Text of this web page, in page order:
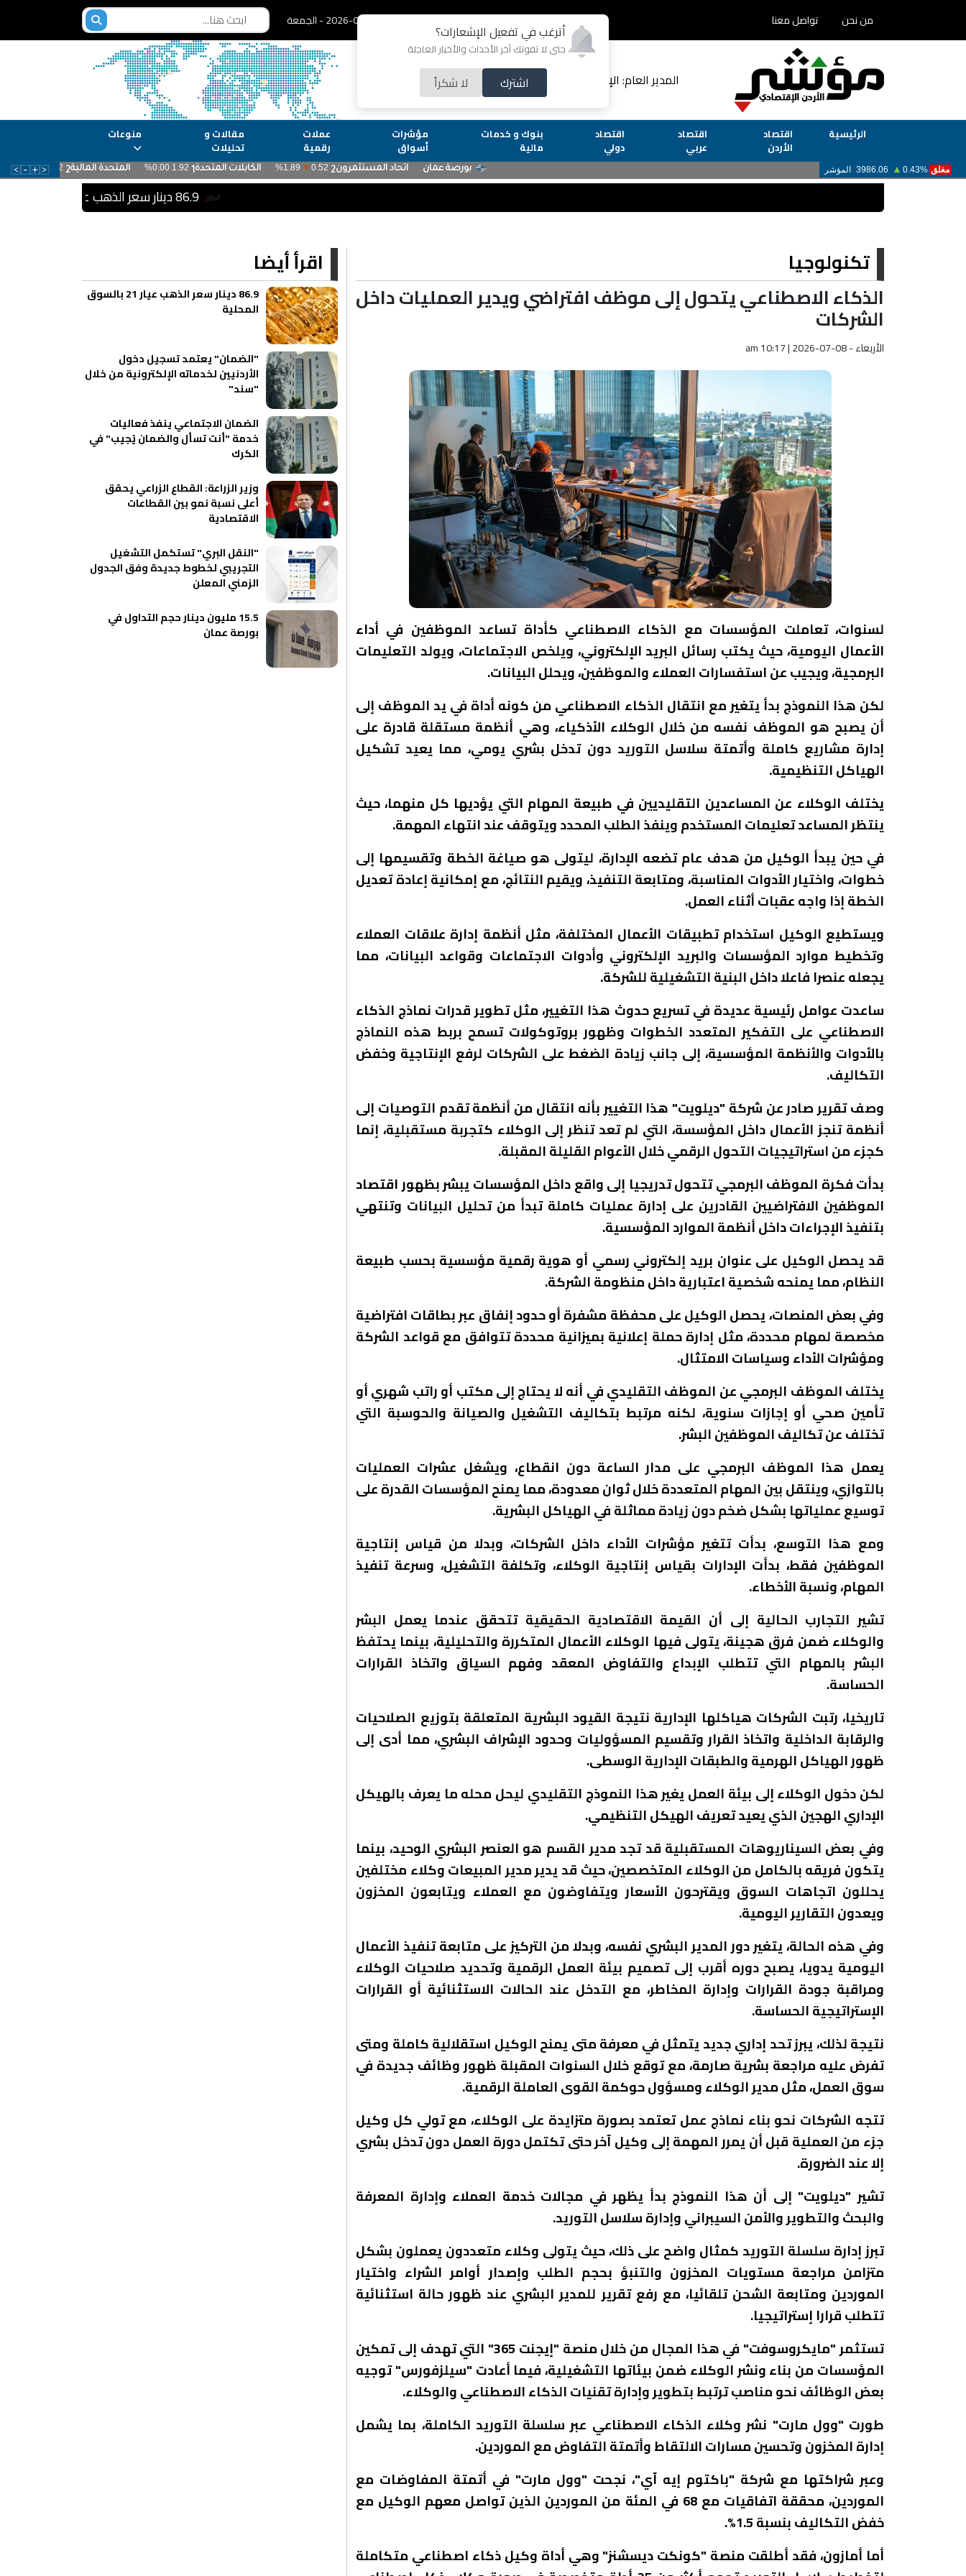
أترغب في تفعيل الإشعارات؟
حتى لا تفوتك آخر الأحداث والأخبار العاجلة
اشترك لا شكراً
من نحن تواصل معنا 2026-08-07 - الجمعة
المدير العام: الإعلامية رشا عارف
الرئيسية اقتصاد
الأردن
اقتصاد
عربي
اقتصاد
دولي
بنوك و خدمات
مالية
مؤشرات
أسواق
عملات
رقمية
مقالات و
تحليلات
منوعات
تكنولوجيا
الذكاء الاصطناعي يتحول إلى موظف افتراضي ويدير العمليات داخل
الشركات
الأربعاء - am 10:17 | 2026-07-08
لسنوات، تعاملت المؤسسات مع الذكاء الاصطناعي كأداة تساعد الموظفين في أداء
الأعمال اليومية، حيث يكتب رسائل البريد الإلكتروني، ويلخص الاجتماعات، ويولد التعليمات
البرمجية، ويجيب عن استفسارات العملاء والموظفين، ويحلل البيانات.
لكن هذا النموذج بدأ يتغير مع انتقال الذكاء الاصطناعي من كونه أداة في يد الموظف إلى
أن يصبح هو الموظف نفسه من خلال الوكلاء الأذكياء، وهي أنظمة مستقلة قادرة على
إدارة مشاريع كاملة وأتمتة سلاسل التوريد دون تدخل بشري يومي، مما يعيد تشكيل
الهياكل التنظيمية.
يختلف الوكلاء عن المساعدين التقليديين في طبيعة المهام التي يؤديها كل منهما، حيث
ينتظر المساعد تعليمات المستخدم وينفذ الطلب المحدد ويتوقف عند انتهاء المهمة.
في حين يبدأ الوكيل من هدف عام تضعه الإدارة، ليتولى هو صياغة الخطة وتقسيمها إلى
خطوات، واختيار الأدوات المناسبة، ومتابعة التنفيذ، ويقيم النتائج، مع إمكانية إعادة تعديل
الخطة إذا واجه عقبات أثناء العمل.
ويستطيع الوكيل استخدام تطبيقات الأعمال المختلفة، مثل أنظمة إدارة علاقات العملاء
وتخطيط موارد المؤسسات والبريد الإلكتروني وأدوات الاجتماعات وقواعد البيانات، مما
يجعله عنصرا فاعلا داخل البنية التشغيلية للشركة.
ساعدت عوامل رئيسية عديدة في تسريع حدوث هذا التغيير، مثل تطوير قدرات نماذج الذكاء
الاصطناعي على التفكير المتعدد الخطوات وظهور بروتوكولات تسمح بربط هذه النماذج
بالأدوات والأنظمة المؤسسية، إلى جانب زيادة الضغط على الشركات لرفع الإنتاجية وخفض
التكاليف.
وصف تقرير صادر عن شركة "ديلويت" هذا التغيير بأنه انتقال من أنظمة تقدم التوصيات إلى
أنظمة تنجز الأعمال داخل المؤسسة، التي لم تعد تنظر إلى الوكلاء كتجربة مستقبلية، إنما
كجزء من استراتيجيات التحول الرقمي خلال الأعوام القليلة المقبلة.
بدأت فكرة الموظف البرمجي تتحول تدريجيا إلى واقع داخل المؤسسات يبشر بظهور اقتصاد
الموظفين الافتراضيين القادرين على إدارة عمليات كاملة تبدأ من تحليل البيانات وتنتهي
بتنفيذ الإجراءات داخل أنظمة الموارد المؤسسية.
قد يحصل الوكيل على عنوان بريد إلكتروني رسمي أو هوية رقمية مؤسسية بحسب طبيعة
النظام، مما يمنحه شخصية اعتبارية داخل منظومة الشركة.
وفي بعض المنصات، يحصل الوكيل على محفظة مشفرة أو حدود إنفاق عبر بطاقات افتراضية
مخصصة لمهام محددة، مثل إدارة حملة إعلانية بميزانية محددة تتوافق مع قواعد الشركة
ومؤشرات الأداء وسياسات الامتثال.
يختلف الموظف البرمجي عن الموظف التقليدي في أنه لا يحتاج إلى مكتب أو راتب شهري أو
تأمين صحي أو إجازات سنوية، لكنه مرتبط بتكاليف التشغيل والصيانة والحوسبة التي
تختلف عن تكاليف الموظفين البشر.
يعمل هذا الموظف البرمجي على مدار الساعة دون انقطاع، ويشغل عشرات العمليات
بالتوازي، وينتقل بين المهام المتعددة خلال ثوان معدودة، مما يمنح المؤسسات القدرة على
توسيع عملياتها بشكل ضخم دون زيادة مماثلة في الهياكل البشرية.
ومع هذا التوسع، بدأت تتغير مؤشرات الأداء داخل الشركات، وبدلا من قياس إنتاجية
الموظفين فقط، بدأت الإدارات بقياس إنتاجية الوكلاء، وتكلفة التشغيل، وسرعة تنفيذ
المهام، ونسبة الأخطاء.
تشير التجارب الحالية إلى أن القيمة الاقتصادية الحقيقية تتحقق عندما يعمل البشر
والوكلاء ضمن فرق هجينة، يتولى فيها الوكلاء الأعمال المتكررة والتحليلية، بينما يحتفظ
البشر بالمهام التي تتطلب الإبداع والتفاوض المعقد وفهم السياق واتخاذ القرارات
الحساسة.
تاريخيا، رتبت الشركات هياكلها الإدارية نتيجة القيود البشرية المتعلقة بتوزيع الصلاحيات
والرقابة الداخلية واتخاذ القرار وتقسيم المسؤوليات وحدود الإشراف البشري، مما أدى إلى
ظهور الهياكل الهرمية والطبقات الإدارية الوسطى.
لكن دخول الوكلاء إلى بيئة العمل يغير هذا النموذج التقليدي ليحل محله ما يعرف بالهيكل
الإداري الهجين الذي يعيد تعريف الهيكل التنظيمي.
وفي بعض السيناريوهات المستقبلية قد تجد مدير القسم هو العنصر البشري الوحيد، بينما
يتكون فريقه بالكامل من الوكلاء المتخصصين، حيث قد يدير مدير المبيعات وكلاء مختلفين
يحللون اتجاهات السوق ويقترحون الأسعار ويتفاوضون مع العملاء ويتابعون المخزون
ويعدون التقارير اليومية.
وفي هذه الحالة، يتغير دور المدير البشري نفسه، وبدلا من التركيز على متابعة تنفيذ الأعمال
اليومية يدويا، يصبح دوره أقرب إلى تصميم بيئة العمل الرقمية وتحديد صلاحيات الوكلاء
ومراقبة جودة القرارات وإدارة المخاطر، مع التدخل عند الحالات الاستثنائية أو القرارات
الإستراتيجية الحساسة.
نتيجة لذلك، يبرز تحد إداري جديد يتمثل في معرفة متى يمنح الوكيل استقلالية كاملة ومتى
تفرض عليه مراجعة بشرية صارمة، مع توقع خلال السنوات المقبلة ظهور وظائف جديدة في
سوق العمل، مثل مدير الوكلاء ومسؤول حوكمة القوى العاملة الرقمية.
تتجه الشركات نحو بناء نماذج عمل تعتمد بصورة متزايدة على الوكلاء، مع تولي كل وكيل
جزء من العملية قبل أن يمرر المهمة إلى وكيل آخر حتى تكتمل دورة العمل دون تدخل بشري
إلا عند الضرورة.
تشير "ديلويت" إلى أن هذا النموذج بدأ يظهر في مجالات خدمة العملاء وإدارة المعرفة
والبحث والتطوير والأمن السيبراني وإدارة سلاسل التوريد.
تبرز إدارة سلسلة التوريد كمثال واضح على ذلك، حيث يتولى وكلاء متعددون يعملون بشكل
متزامن مراجعة مستويات المخزون والتنبؤ بحجم الطلب وإصدار أوامر الشراء واختيار
الموردين ومتابعة الشحن تلقائيا، مع رفع تقرير للمدير البشري عند ظهور حالة استثنائية
تتطلب قرارا إستراتيجيا.
تستثمر "مايكروسوفت" في هذا المجال من خلال منصة "إيجنت 365" التي تهدف إلى تمكين
المؤسسات من بناء ونشر الوكلاء ضمن بيئاتها التشغيلية، فيما أعادت "سيلزفورس" توجيه
بعض الوظائف نحو مناصب ترتبط بتطوير وإدارة تقنيات الذكاء الاصطناعي والوكلاء.
طورت "وول مارت" نشر وكلاء الذكاء الاصطناعي عبر سلسلة التوريد الكاملة، بما يشمل
إدارة المخزون وتحسين مسارات الالتقاط وأتمتة التفاوض مع الموردين.
وعبر شراكتها مع شركة "باكتوم إيه آي"، نجحت "وول مارت" في أتمتة المفاوضات مع
الموردين، محققة اتفاقيات مع 68 في المئة من الموردين الذين تواصل معهم الوكيل مع
خفض التكاليف بنسبة 1.5%.
أما أمازون، فقد أطلقت منصة "كونكت ديسشنز" وهي أداة وكيل ذكاء اصطناعي متكاملة
اقرأ أيضا
86.9 دينار سعر الذهب عيار 21 بالسوق
المحلية
"الضمان" يعتمد تسجيل دخول
الأردنيين لخدماته الإلكترونية من خلال
"سند"
الضمان الاجتماعي ينفذ فعاليات
خدمة "أنت تسأل والضمان يُجيب" في
الكرك
وزير الزراعة: القطاع الزراعي يحقق
أعلى نسبة نمو بين القطاعات
الاقتصادية
"النقل البري" تستكمل التشغيل
التجريبي لخطوط جديدة وفق الجدول
الزمني المعلن
15.5 مليون دينار حجم التداول في
بورصة عمان